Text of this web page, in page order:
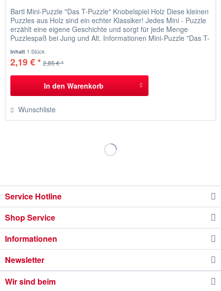
Bartl Mini-Puzzle "Das T-Puzzle" Knobelspiel Holz Diese kleinen
Puzzles aus Holz sind ein echter Klassiker! Jedes Mini - Puzzle
erzählt eine eigene Geschichte und sorgt für jede Menge
Puzzlespaß bei Jung und Alt. Informationen Mini-Puzzle "Das T-
Form. Doch es zerbrach in vier Teile. Reparieren...
Inhalt 1 Stück
2,19 € * 2,85 € *
In den Warenkorb
Wunschliste
Service Hotline
Shop Service
Informationen
Newsletter
Wir sind beim